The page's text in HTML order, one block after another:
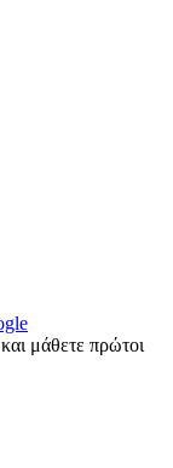
και μάθετε πρώτοι